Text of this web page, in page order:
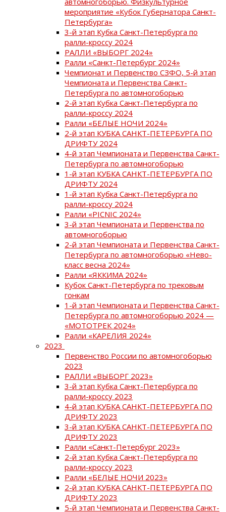
мероприятие «Кубок Губернатора Санкт-
Петербурга»
3-й этап Кубка Санкт-Петербурга по
ралли-кроссу 2024
РАЛЛИ «ВЫБОРГ 2024»
Ралли «Санкт-Петербург 2024»
Чемпионат и Первенство СЗФО, 5-й этап
Чемпионата и Первенства Санкт-
Петербурга по автомногоборью
2-й этап Кубка Санкт-Петербурга по
ралли-кроссу 2024
Ралли «БЕЛЫЕ НОЧИ 2024»
2-й этап КУБКА САНКТ-ПЕТЕРБУРГА ПО
ДРИФТУ 2024
4-й этап Чемпионата и Первенства Санкт-
Петербурга по автомногоборью
1-й этап КУБКА САНКТ-ПЕТЕРБУРГА ПО
ДРИФТУ 2024
1-й этап Кубка Санкт-Петербурга по
ралли-кроссу 2024
Ралли «PICNIC 2024»
3-й этап Чемпионата и Первенства по
автомногоборью
2-й этап Чемпионата и Первенства Санкт-
Петербурга по автомногоборью «Нево-
класс весна 2024»
Ралли «ЯККИМА 2024»
Кубок Санкт-Петербурга по трековым
гонкам
1-й этап Чемпионата и Первенства Санкт-
Петербурга по автомногоборью 2024 —
«МОТОТРЕК 2024»
Ралли «КАРЕЛИЯ 2024»
2023
Первенство России по автомногоборью
2023
РАЛЛИ «ВЫБОРГ 2023»
3-й этап Кубка Санкт-Петербурга по
ралли-кроссу 2023
4-й этап КУБКА САНКТ-ПЕТЕРБУРГА ПО
ДРИФТУ 2023
3-й этап КУБКА САНКТ-ПЕТЕРБУРГА ПО
ДРИФТУ 2023
Ралли «Санкт-Петербург 2023»
2-й этап Кубка Санкт-Петербурга по
ралли-кроссу 2023
Ралли «БЕЛЫЕ НОЧИ 2023»
2-й этап КУБКА САНКТ-ПЕТЕРБУРГА ПО
ДРИФТУ 2023
5-й этап Чемпионата и Первенства Санкт-